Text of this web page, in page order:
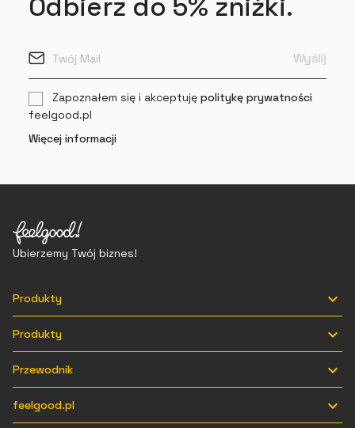
Zapoznałem się i akceptuję politykę prywatności
feelgood.pl
Więcej informacji
Ubierzemy Twój biznes!
Produkty 
Produkty 
Przewodnik 
feelgood.pl 